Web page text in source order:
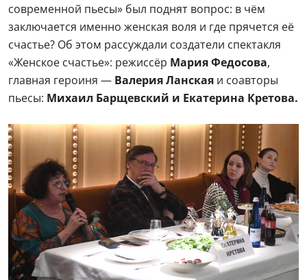
современной пьесы» был поднят вопрос: в чём
заключается именно женская воля и где прячется её
счастье? Об этом рассуждали создатели спектакля
«Женское счастье»: режиссёр Мария Федосова,
главная героиня — Валерия Ланская и соавторы
пьесы: Михаил Барщевский и Екатерина Кретова.